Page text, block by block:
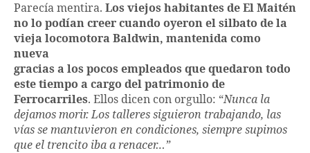
Parecía mentira. Los viejos habitantes de El Maitén
no lo podían creer cuando oyeron el silbato de la
vieja locomotora Baldwin, mantenida como
nueva
gracias a los pocos empleados que quedaron todo
este tiempo a cargo del patrimonio de
Ferrocarriles. Ellos dicen con orgullo: “Nunca la
dejamos morir. Los talleres siguieron trabajando, las
vías se mantuvieron en condiciones, siempre supimos
que el trencito iba a renacer…”